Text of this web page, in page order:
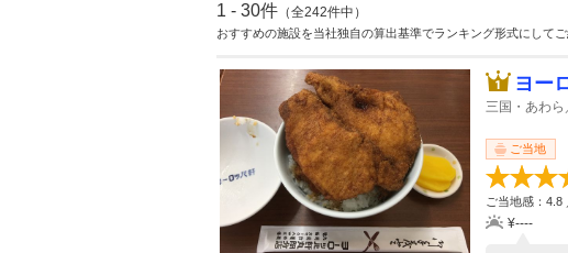
1 - 30件 （全242件中）
おすすめの施設を当社独自の算出基準でランキング形式にしてご
ヨー
三国・あわ
ご当地
ご当地感：4.8
¥----